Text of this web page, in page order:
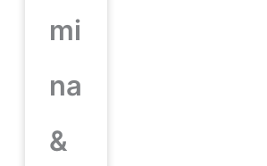
mi
na
&